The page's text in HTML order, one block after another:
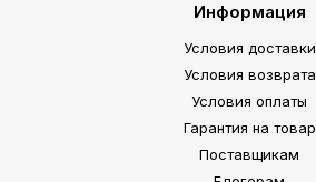
Информация
Условия доставки
Условия возврата
Условия оплаты
Гарантия на товар
Поставщикам